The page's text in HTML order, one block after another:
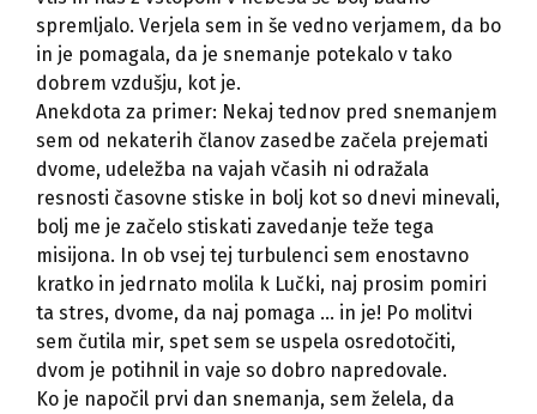
spremljalo. Verjela sem in še vedno verjamem, da bo
in je pomagala, da je snemanje potekalo v tako
dobrem vzdušju, kot je.
Anekdota za primer: Nekaj tednov pred snemanjem
sem od nekaterih članov zasedbe začela prejemati
dvome, udeležba na vajah včasih ni odražala
resnosti časovne stiske in bolj kot so dnevi minevali,
bolj me je začelo stiskati zavedanje teže tega
misijona. In ob vsej tej turbulenci sem enostavno
kratko in jedrnato molila k Lučki, naj prosim pomiri
ta stres, dvome, da naj pomaga … in je! Po molitvi
sem čutila mir, spet sem se uspela osredotočiti,
dvom je potihnil in vaje so dobro napredovale.
Ko je napočil prvi dan snemanja, sem želela, da